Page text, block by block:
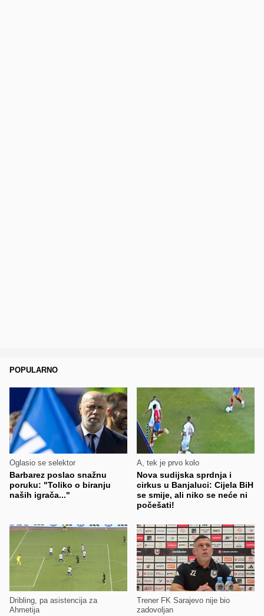
POPULARNO
Oglasio se selektor
Barbarez poslao snažnu
poruku: "Toliko o biranju
naših igrača..."
A, tek je prvo kolo
Nova sudijska sprdnja i
cirkus u Banjaluci: Cijela BiH
se smije, ali niko se neće ni
počešati!
Dribling, pa asistencija za
Ahmetija
Trener FK Sarajevo nije bio
zadovoljan